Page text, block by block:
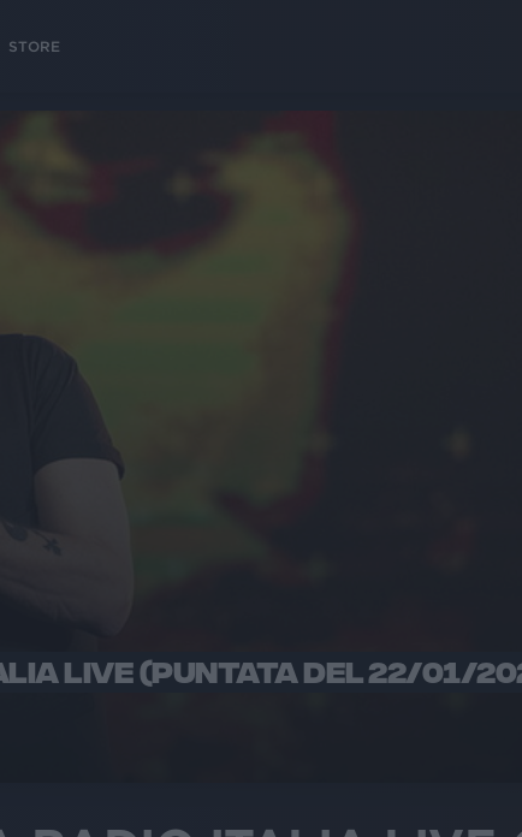
STORE
LIVE (PUNTATA DEL 22/01/